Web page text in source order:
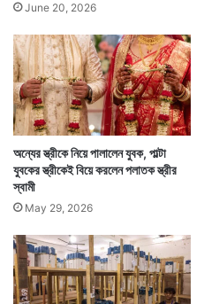
June 20, 2026
অন্যের স্ত্রীকে নিয়ে পালালেন যুবক, পাল্টা
যুবকের স্ত্রীকেই বিয়ে করলেন পলাতক স্ত্রীর
স্বামী
May 29, 2026